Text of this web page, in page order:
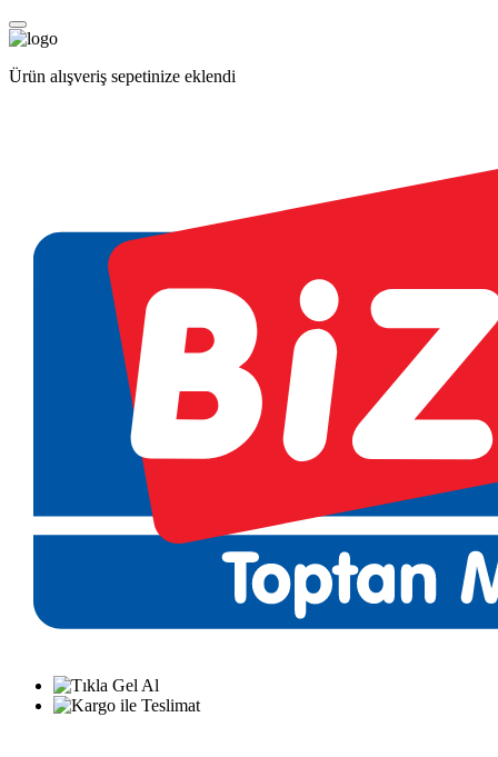
Ürün alışveriş sepetinize eklendi